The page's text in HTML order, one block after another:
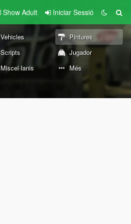
Show Adult Iniciar Sessió
Vehicles
Pintures
Scripts
Jugador
Miscel·lanis Més